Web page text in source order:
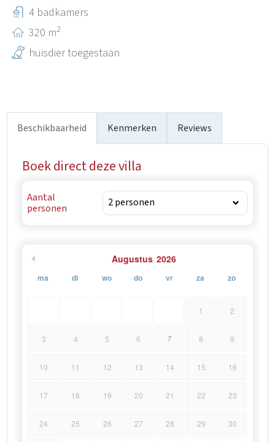
beschermde landschap.
4 badkamers
320 m2
huisdier toegestaan
Beschikbaarheid Kenmerken Reviews
Boek direct deze villa
Aantal
personen
Augustus 2026
ma di wo do vr za zo
1 2
3 4 5 6 7 8 9
10 11 12 13 14 15 16
17 18 19 20 21 22 23
24 25 26 27 28 29 30